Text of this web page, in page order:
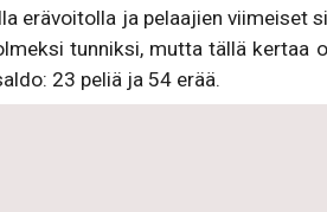
erävoitolla ja pelaajien viimeiset
tunniksi, mutta tällä kertaa
23 peliä ja 54 erää.